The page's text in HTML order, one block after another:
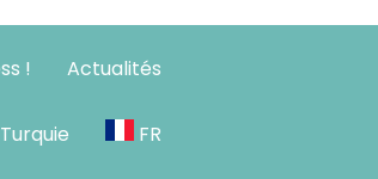
! Actualités
FR
Gatineau,